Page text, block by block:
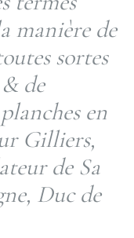
manière de
sortes
de
en
Gilliers,
de Sa
Duc de